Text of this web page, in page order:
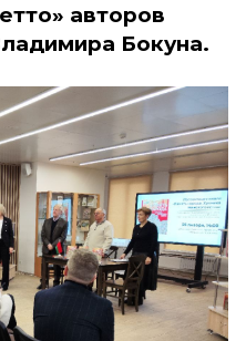
авторов
Бокуна.